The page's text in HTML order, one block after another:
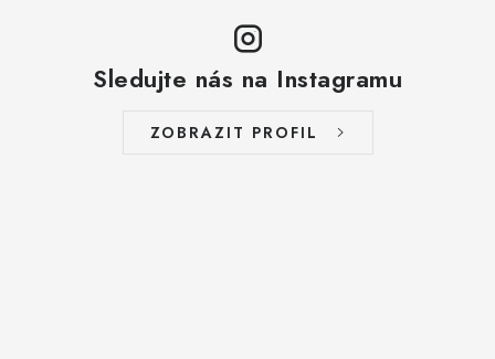
Sledujte nás na Instagramu
ZOBRAZIT PROFIL